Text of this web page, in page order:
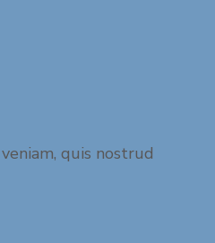
quis nostrud